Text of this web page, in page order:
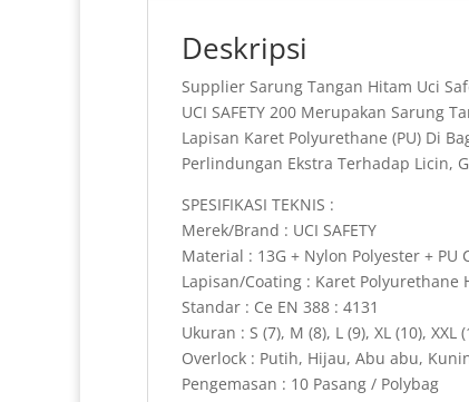
Deskripsi
Supplier Sarung Tangan Hitam Uci
UCI SAFETY 200 Merupakan Sarung
Lapisan Karet Polyurethane (PU) Di
Perlindungan Ekstra Terhadap Licin,
SPESIFIKASI TEKNIS :
Merek/Brand : UCI SAFETY
Material : 13G + Nylon Polyester + PU
Lapisan/Coating : Karet Polyurethane
Standar : Ce EN 388 : 4131
Ukuran : S (7), M (8), L (9), XL (10), XXL
Overlock : Putih, Hijau, Abu abu,
Pengemasan : 10 Pasang / Polybag